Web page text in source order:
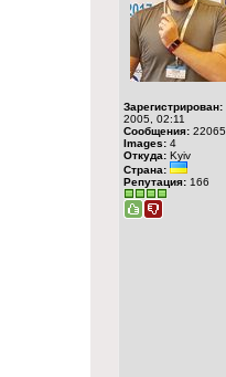
Зарегистрирован:
2005, 02:11
Сообщения: 22065
Images: 4
Откуда: Kyiv
Страна:
Репутация: 166